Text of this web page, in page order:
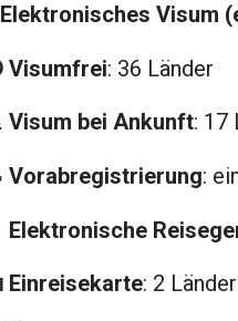
Elektronisches Visum
Visumfrei: 36 Länder
Visum bei Ankunft: 17
Vorabregistrierung:
Elektronische
Einreisekarte: 2 Länder